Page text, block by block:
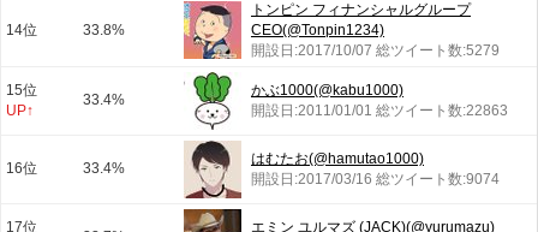
14位 33.8%
トンピン フィナンシャルグループ
CEO(@Tonpin1234)
開設日:2017/10/07 総ツイート数:5279
15位
UP↑
33.4%
かぶ1000(@kabu1000)
開設日:2011/01/01 総ツイート数:22863
16位 33.4%
はむたお(@hamutao1000)
開設日:2017/03/16 総ツイート数:9074
17位
エミン ユルマズ (JACK)(@yurumazu)